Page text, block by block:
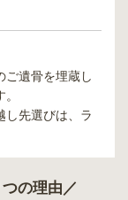
ご遺骨を埋蔵し
し先選びは、ラ
つの理由／